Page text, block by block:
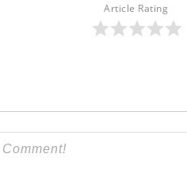
Article Rating